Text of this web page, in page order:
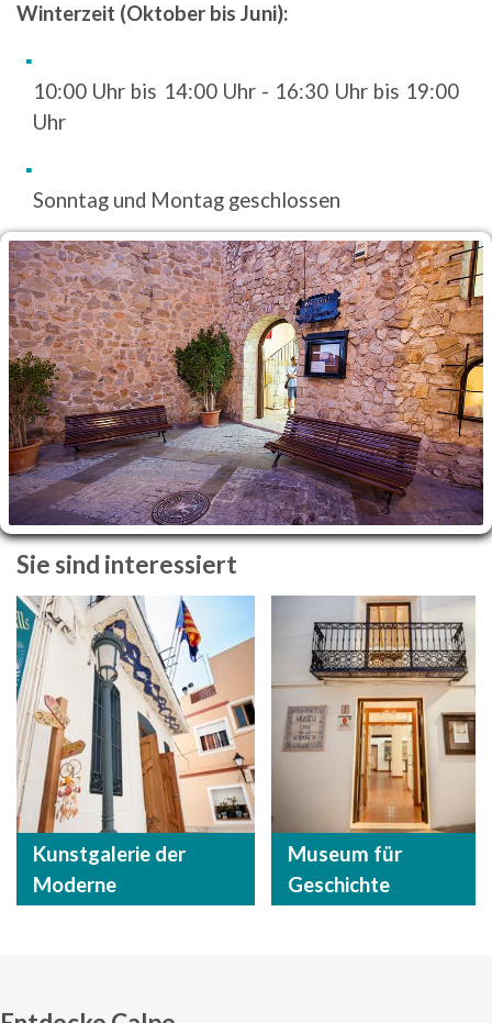
Winterzeit (Oktober bis Juni):
10:00 Uhr bis 14:00 Uhr - 16:30 Uhr bis 19:00
Uhr
Sonntag und Montag geschlossen
Sie sind interessiert
Kunstgalerie der
Moderne
Museum für
Geschichte